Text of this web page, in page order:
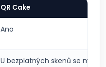
QR Cake
Ano
U bezplatných skenů se může